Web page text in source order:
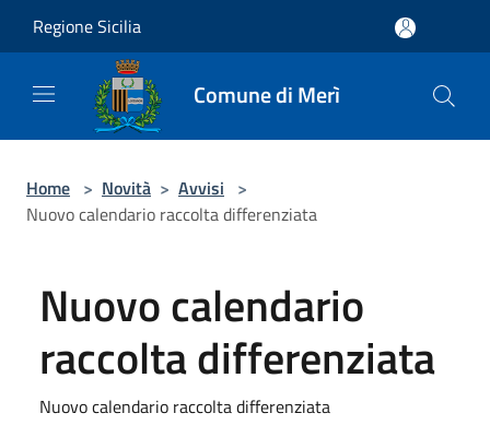
Regione Sicilia
Comune di Merì
Home > Novità > Avvisi >
Nuovo calendario raccolta differenziata
Nuovo calendario
raccolta differenziata
Nuovo calendario raccolta differenziata